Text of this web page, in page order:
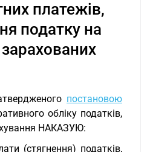
платежів,
податку на
постановою
обліку податків,
НАКАЗУЮ:
(стягнення) податків,